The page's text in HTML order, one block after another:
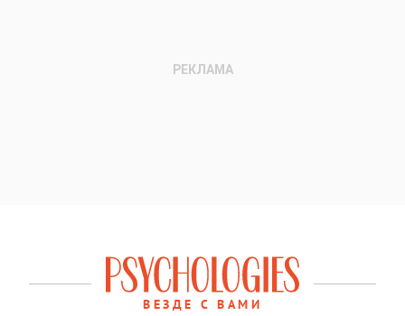
ВЕЗДЕ С ВАМИ